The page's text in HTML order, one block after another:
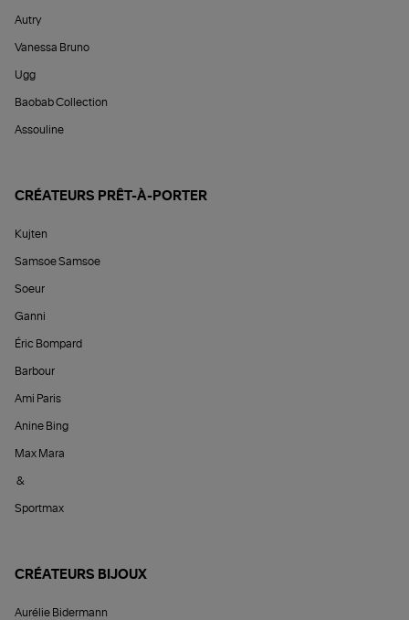
Autry
Vanessa Bruno
Ugg
Baobab Collection
Assouline
CRÉATEURS PRÊT-À-PORTER
Kujten
Samsoe Samsoe
Soeur
Ganni
Éric Bompard
Barbour
Ami Paris
Anine Bing
Max Mara
&
Sportmax
CRÉATEURS BIJOUX
Aurélie Bidermann